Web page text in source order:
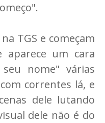
TGS e começam
um cara
nome" várias
correntes lá, e
dele lutando
dele não é do